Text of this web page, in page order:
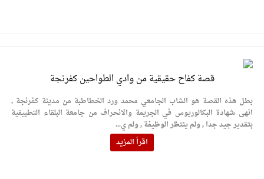
قصة كفاح حقيقية من وادي الطواحين كفرنجة
بطل هذه القصة هو الشاب الجامعي محمد ورد الخطاطبة من مدينة كفرنجة ,
انهى شهادة البكالوريوس في الجريمة والانحراف من جامعة البلقاء التطبيقية
بتقدير جيد جدا , ولم ينتظر الوظيفة , ولم ي...
اقرأ المزيد